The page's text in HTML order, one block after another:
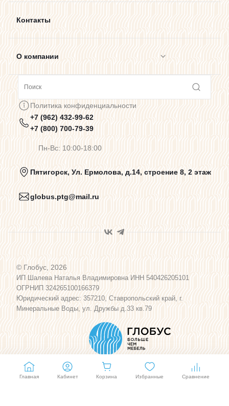
Контакты
О компании
Предупреждения о цветопередаче
Политика конфиденциальности
Пользовательское соглашение
Программа лояльности
Карта сайта
Политика конфиденциальности
+7 (962) 432-99-62
+7 (800) 700-79-39
Пн-Вс: 10:00-18:00
Пятигорск, Ул. Ермолова, д.14, строение 8, 2 этаж
globus.ptg@mail.ru
© Глобус, 2026
ИП Шалева Наталья Владимировна ИНН 540426205101
ОГРНИП 324265100166379
Юридический адрес: 357210, Ставропольский край, г.
Минеральные Воды, ул. Дружбы д.33 кв.79
Главная Кабинет Корзина Избранные Сравнение